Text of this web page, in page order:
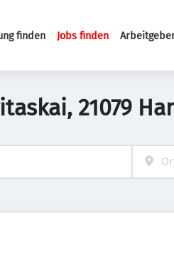
Haupt-
finden Jobs finden
21079